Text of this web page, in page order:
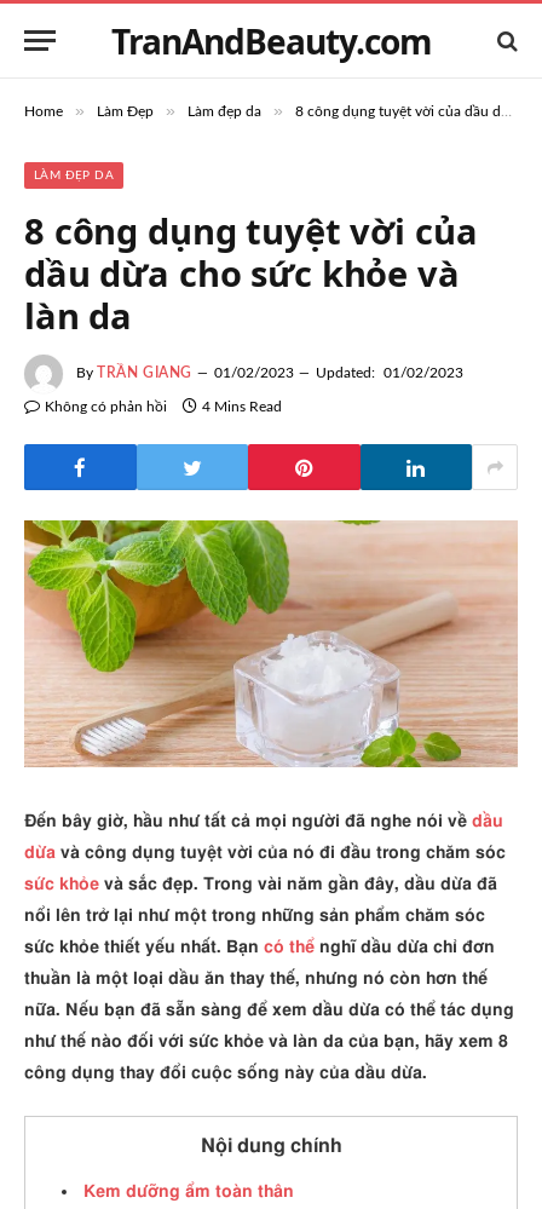
TranAndBeauty.com
Home » Làm Đẹp » Làm đẹp da » 8 công dụng tuyệt vời của dầu dừa cho sức khỏe và làn da
LÀM ĐẸP DA
8 công dụng tuyệt vời của
dầu dừa cho sức khỏe và
làn da
By TRẦN GIANG 01/02/2023 Updated: 01/02/2023
Không có phản hồi 4 Mins Read
Đến bây giờ, hầu như tất cả mọi người đã nghe nói về dầu
dừa và công dụng tuyệt vời của nó đi đầu trong chăm sóc
sức khỏe và sắc đẹp. Trong vài năm gần đây, dầu dừa đã
nổi lên trở lại như một trong những sản phẩm chăm sóc
sức khỏe thiết yếu nhất. Bạn có thể nghĩ dầu dừa chỉ đơn
thuần là một loại dầu ăn thay thế, nhưng nó còn hơn thế
nữa. Nếu bạn đã sẵn sàng để xem dầu dừa có thể tác dụng
như thế nào đối với sức khỏe và làn da của bạn, hãy xem 8
công dụng thay đổi cuộc sống này của dầu dừa.
Nội dung chính
Kem dưỡng ẩm toàn thân